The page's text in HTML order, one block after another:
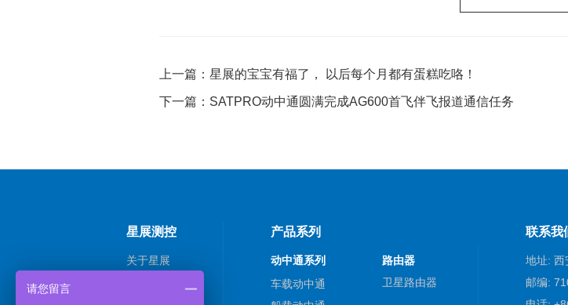
上一篇：星展的宝宝有福了， 以后每个月都有蛋糕吃咯！
下一篇：SATPRO动中通圆满完成AG600首飞伴飞报道通信任务
星展测控
关于星展
产品系列
动中通系列
车载动中通
路由器
卫星路由器
联系我
地址: 西
邮编:
请您留言